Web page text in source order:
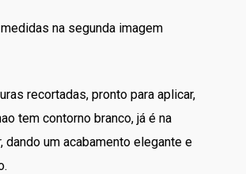
na segunda imagem
recortadas, pronto para aplicar,
tem contorno branco, já é na
dando um acabamento elegante e